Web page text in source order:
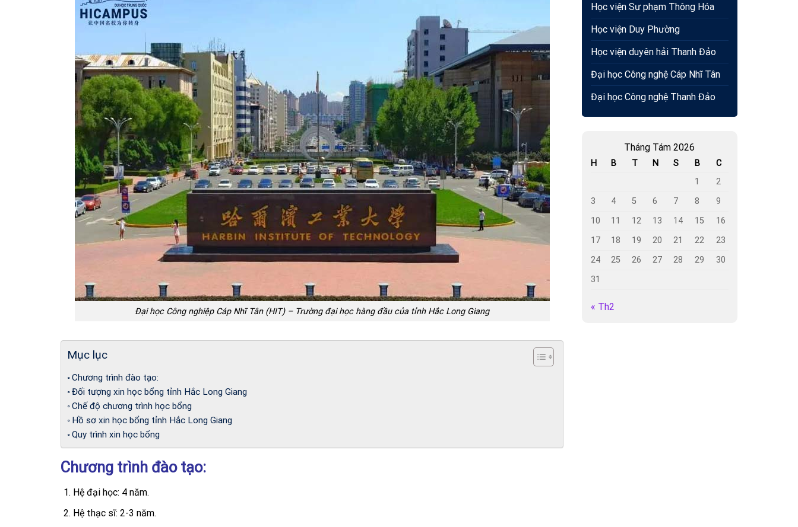
Đại học Công nghiệp Cáp Nhĩ Tân (HIT) – Trường đại học hàng đầu của tỉnh Hắc Long Giang
Mục lục
Chương trình đào tạo:
Đối tượng xin học bổng tỉnh Hắc Long Giang
Chế độ chương trình học bổng
Hồ sơ xin học bổng tỉnh Hắc Long Giang
Quy trình xin học bổng
Chương trình đào tạo:
Hệ đại học: 4 năm.
Hệ thạc sĩ: 2-3 năm.
Học viện Sư phạm Thông Hóa
Học viện Duy Phường
Học viện duyên hải Thanh Đảo
Đại học Công nghệ Cáp Nhĩ Tân
Đại học Công nghệ Thanh Đảo
Tháng Tám 2026
H B T N S B
C
1
2
3
4 5 6 7 8
9
10
11 12 13 14 15
16
17
18 19 20 21 22
23
24
25 26 27 28 29
30
31
« Th2